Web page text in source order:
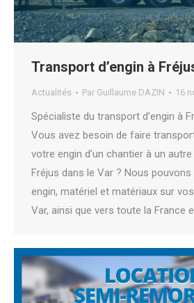
Transport d’engin à
Actualités Par Guillaume DAZIN 16
Spécialiste du transport d’engin à
Vous avez besoin de faire
votre engin d’un chantier à un
Fréjus dans le Var ? Nous
engin, matériel et matériaux sur
Var, ainsi que vers toute la France